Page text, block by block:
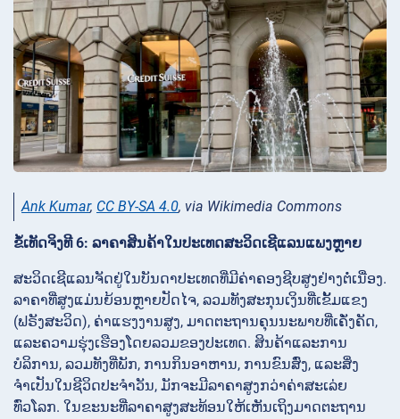
Ank Kumar, CC BY-SA 4.0, via Wikimedia Commons
ຂໍ້ເທັດຈິງທີ 6: ລາຄາສິນຄ້າໃນປະເທດສະວິດເຊີແລນແພງຫຼາຍ
ສະວິດເຊີແລນຈັດຢູ່ໃນບັນດາປະເທດທີ່ມີຄ່າຄອງຊີບສູງຢ່າງຕໍ່ເນື່ອງ.
ລາຄາທີ່ສູງແມ່ນຍ້ອນຫຼາຍປັດໄຈ, ລວມທັງສະກຸນເງິນທີ່ເຂັ້ມແຂງ
(ຟຣັງສະວິດ), ຄ່າແຮງງານສູງ, ມາດຕະຖານຄຸນນະພາບທີ່ເຄັ່ງຄັດ,
ແລະຄວາມຮຸ່ງເຮືອງໂດຍລວມຂອງປະເທດ. ສິນຄ້າແລະການ
ບໍລິການ, ລວມທັງທີ່ພັກ, ການກິນອາຫານ, ການຂົນສົ່ງ, ແລະສິ່ງ
ຈຳເປັນໃນຊີວິດປະຈຳວັນ, ມັກຈະມີລາຄາສູງກວ່າຄ່າສະເລ່ຍ
ທົ່ວໂລກ. ໃນຂະນະທີ່ລາຄາສູງສະທ້ອນໃຫ້ເຫັນເຖິງມາດຕະຖານ